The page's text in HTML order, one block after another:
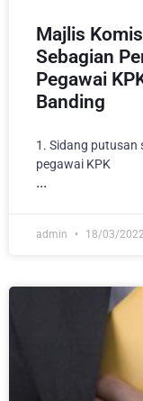
Majlis
Sebagian
Pegawai
Banding
1. Sidang putusan
pegawai KPK
admin 18/03/2022